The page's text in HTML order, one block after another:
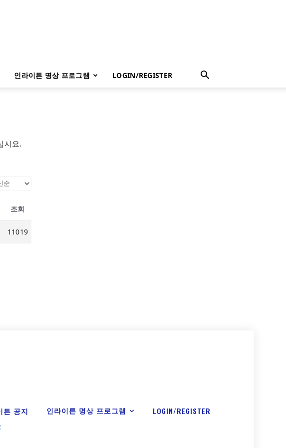
인라이튼 명상 프로그램 LOGIN/REGISTER
시요.
조회
11019
튼 공지 인라이튼 명상 프로그램 LOGIN/REGISTER